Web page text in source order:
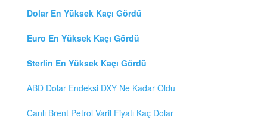
Dolar En Yüksek Kaçı Gördü
Euro En Yüksek Kaçı Gördü
Sterlin En Yüksek Kaçı Gördü
ABD Dolar Endeksi DXY Ne Kadar Oldu
Canlı Brent Petrol Varil Fiyatı Kaç Dolar